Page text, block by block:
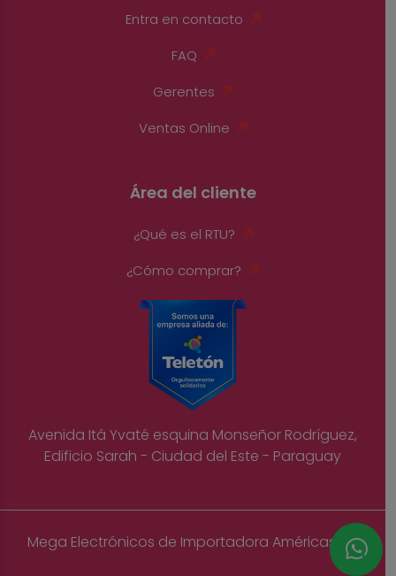
Entra en contacto
FAQ
Gerentes
Ventas Online
Área del cliente
¿Qué es el RTU?
¿Cómo comprar?
Avenida Itá Yvaté esquina Monseñor Rodríguez,
Edificio Sarah - Ciudad del Este - Paraguay
Mega Electrónicos de Importadora Américas S.A